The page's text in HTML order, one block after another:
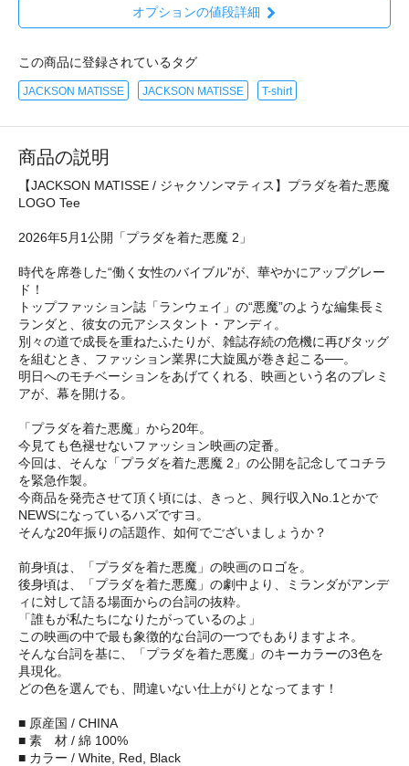
オプションの値段詳細
この商品に登録されているタグ
JACKSON MATISSE JACKSON MATISSE T-shirt
商品の説明
【JACKSON MATISSE / ジャクソンマティス】プラダを着た悪魔
LOGO Tee
2026年5月1公開「プラダを着た悪魔 2」
時代を席巻した“働く女性のバイブル”が、華やかにアップグレー
ド！
トップファッション誌「ランウェイ」の“悪魔”のような編集長ミ
ランダと、彼女の元アシスタント・アンディ。
別々の道で成長を重ねたふたりが、雑誌存続の危機に再びタッグ
を組むとき、ファッション業界に大旋風が巻き起こる──。
明日へのモチベーションをあげてくれる、映画という名のプレミ
アが、幕を開ける。
「プラダを着た悪魔」から20年。
今見ても色褪せないファッション映画の定番。
今回は、そんな「プラダを着た悪魔 2」の公開を記念してコチラ
を緊急作製。
今商品を発売させて頂く頃には、きっと、興行収入No.1とかで
NEWSになっているハズですヨ。
そんな20年振りの話題作、如何でございましょうか？
前身頃は、「プラダを着た悪魔」の映画のロゴを。
後身頃は、「プラダを着た悪魔」の劇中より、ミランダがアンデ
ィに対して語る場面からの台詞の抜粋。
「誰もが私たちになりたがっているのよ」
この映画の中で最も象徴的な台詞の一つでもありますよネ。
そんな台詞を基に、「プラダを着た悪魔」のキーカラーの3色を
具現化。
どの色を選んでも、間違いない仕上がりとなってます！
■ 原産国 / CHINA
■ 素 材 / 綿 100%
■ カラー / White, Red, Black